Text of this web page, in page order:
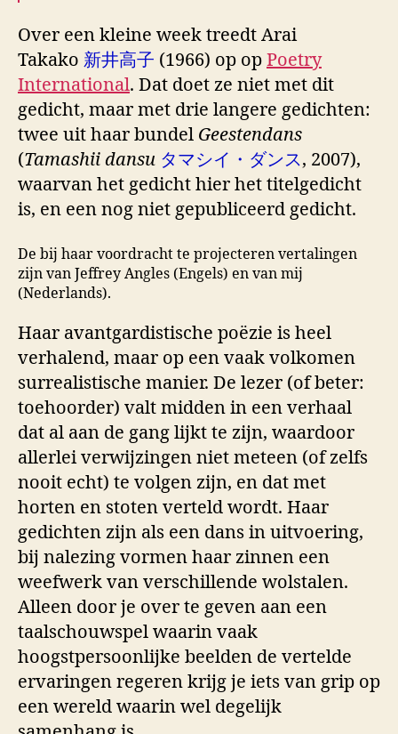
Over een kleine week treedt Arai
Takako 新井高子 (1966) op op Poetry
International. Dat doet ze niet met dit
gedicht, maar met drie langere gedichten:
twee uit haar bundel Geestendans
(Tamashii dansu タマシイ・ダンス, 2007),
waarvan het gedicht hier het titelgedicht
is, en een nog niet gepubliceerd gedicht.
De bij haar voordracht te projecteren vertalingen
zijn van Jeffrey Angles (Engels) en van mij
(Nederlands).
Haar avantgardistische poëzie is heel
verhalend, maar op een vaak volkomen
surrealistische manier. De lezer (of beter:
toehoorder) valt midden in een verhaal
dat al aan de gang lijkt te zijn, waardoor
allerlei verwijzingen niet meteen (of zelfs
nooit echt) te volgen zijn, en dat met
horten en stoten verteld wordt. Haar
gedichten zijn als een dans in uitvoering,
bij nalezing vormen haar zinnen een
weefwerk van verschillende wolstalen.
Alleen door je over te geven aan een
taalschouwspel waarin vaak
hoogstpersoonlijke beelden de vertelde
ervaringen regeren krijg je iets van grip op
een wereld waarin wel degelijk